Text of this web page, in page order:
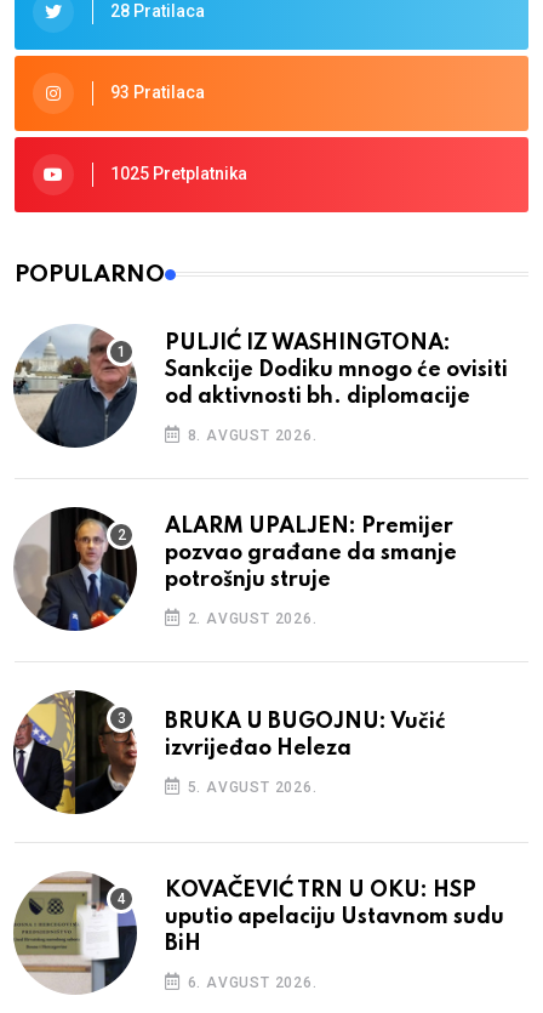
28 Pratilaca
93 Pratilaca
1025 Pretplatnika
POPULARNO
PULJIĆ IZ WASHINGTONA:
Sankcije Dodiku mnogo će ovisiti
od aktivnosti bh. diplomacije
8. AVGUST 2026.
ALARM UPALJEN: Premijer
pozvao građane da smanje
potrošnju struje
2. AVGUST 2026.
BRUKA U BUGOJNU: Vučić
izvrijeđao Heleza
5. AVGUST 2026.
KOVAČEVIĆ TRN U OKU: HSP
uputio apelaciju Ustavnom sudu
BiH
6. AVGUST 2026.